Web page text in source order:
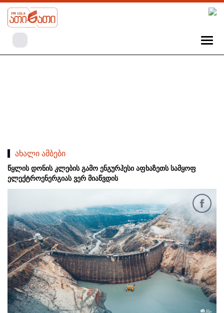
ახალი ამბები
წყლის დონის კლების გამო ენგურჰესი აფხაზეთს სამყოფ
ელექტროენერგიას ვერ მიაწვდის